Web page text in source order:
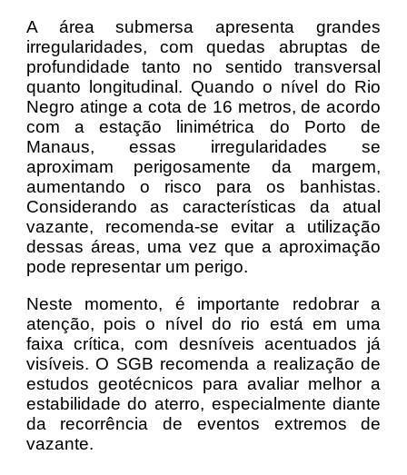
A área submersa apresenta grandes
irregularidades, com quedas abruptas de
profundidade tanto no sentido transversal
quanto longitudinal. Quando o nível do Rio
Negro atinge a cota de 16 metros, de acordo
com a estação linimétrica do Porto de
Manaus, essas irregularidades se
aproximam perigosamente da margem,
aumentando o risco para os banhistas.
Considerando as características da atual
vazante, recomenda-se evitar a utilização
dessas áreas, uma vez que a aproximação
pode representar um perigo.
Neste momento, é importante redobrar a
atenção, pois o nível do rio está em uma
faixa crítica, com desníveis acentuados já
visíveis. O SGB recomenda a realização de
estudos geotécnicos para avaliar melhor a
estabilidade do aterro, especialmente diante
da recorrência de eventos extremos de
vazante.